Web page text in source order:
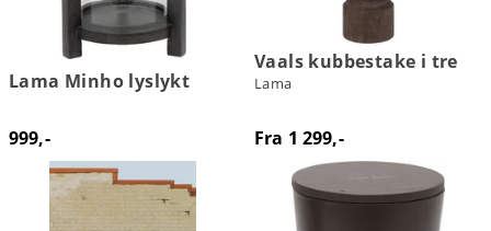
Lama Minho lyslykt
999,-
Vaals kubbestake i tre
Lama
Fra 1 299,-